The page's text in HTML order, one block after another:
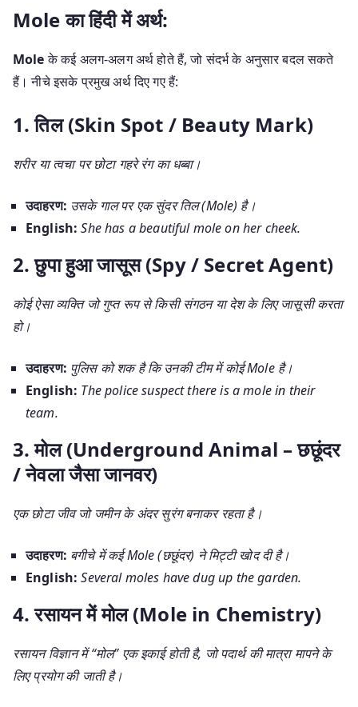
Mole का हिंदी में अर्थ:
Moleके कई अलग-अलग अर्थ होते हैं, जो संदर्भ के अनुसार बदल सकते
हैं। नीचे इसके प्रमुख अर्थ दिए गए हैं:
1. तिल (Skin Spot / Beauty Mark)
शरीर या त्वचा पर छोटा गहरे रंग का धब्बा।
उदाहरण: उसके गाल पर एक सुंदर तिल (Mole) है।
English: She has a beautiful mole on her cheek.
2. छुपा हुआ जासूस (Spy / Secret Agent)
कोई ऐसा व्यक्ति जो गुप्त रूप से किसी संगठन या देश के लिए जासूसी करता
हो।
उदाहरण: पुलिस को शक है कि उनकी टीम में कोई Mole है।
English: The police suspect there is a mole in their
team.
3. मोल (Underground Animal – छछूंदर
/ नेवला जैसा जानवर)
एक छोटा जीव जो जमीन के अंदर सुरंग बनाकर रहता है।
उदाहरण: बगीचे में कई Mole (छछूंदर) ने मिट्टी खोद दी है।
English: Several moles have dug up the garden.
4. रसायन में मोल (Mole in Chemistry)
रसायन विज्ञान में “मोल” एक इकाई होती है, जो पदार्थ की मात्रा मापने के
लिए प्रयोग की जाती है।